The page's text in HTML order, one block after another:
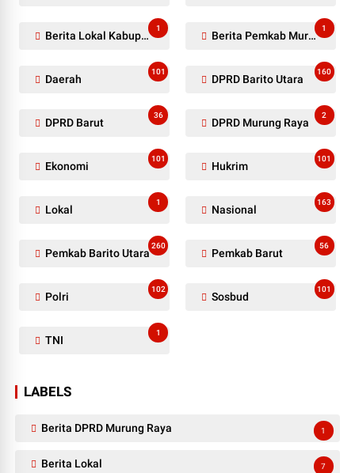
Berita Lokal Kabupaten Barito Utara
1
Berita Pemkab Murung Raya
1
Daerah
101
DPRD Barito Utara
160
DPRD Barut
36
DPRD Murung Raya
2
Ekonomi
101
Hukrim
101
Lokal
1
Nasional
163
Pemkab Barito Utara
260
Pemkab Barut
56
Polri
102
Sosbud
101
TNI
1
LABELS
Berita DPRD Murung Raya 1
Berita Lokal 7